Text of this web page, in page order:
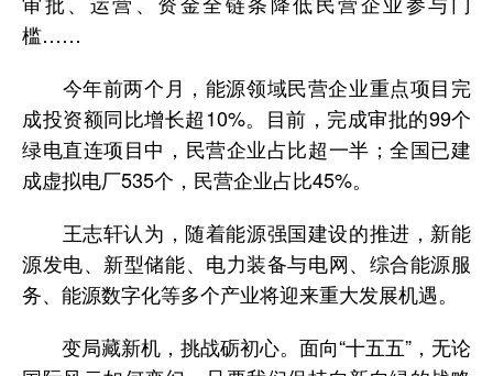
槛……
今年前两个月，能源领域民营企业重点项目完
成投资额同比增长超10%。目前，完成审批的99个
绿电直连项目中，民营企业占比超一半；全国已建
成虚拟电厂535个，民营企业占比45%。
王志轩认为，随着能源强国建设的推进，新能
源发电、新型储能、电力装备与电网、综合能源服
务、能源数字化等多个产业将迎来重大发展机遇。
变局藏新机，挑战砺初心。面向“十五五”，无论